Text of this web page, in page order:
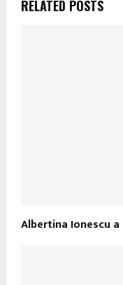
RELATED POSTS
Albertina Ionescu